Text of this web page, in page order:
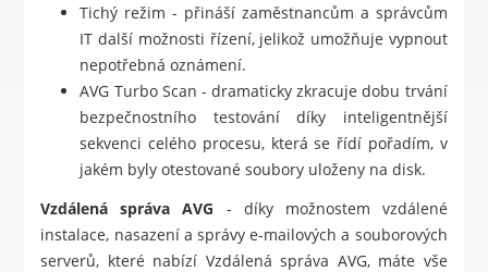
Tichý režim - přináší zaměstnancům a správcům
IT další možnosti řízení, jelikož umožňuje vypnout
nepotřebná oznámení.
AVG Turbo Scan - dramaticky zkracuje dobu trvání
bezpečnostního testování díky inteligentnější
sekvenci celého procesu, která se řídí pořadím, v
jakém byly otestované soubory uloženy na disk.
Vzdálená správa AVG - díky možnostem vzdálené
instalace, nasazení a správy e-mailových a souborových
serverů, které nabízí Vzdálená správa AVG, máte vše